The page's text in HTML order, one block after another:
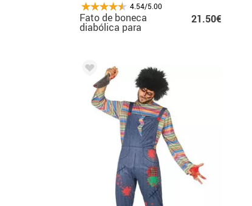
4.54/5.00
Fato de boneca
diabólica para
21.50€